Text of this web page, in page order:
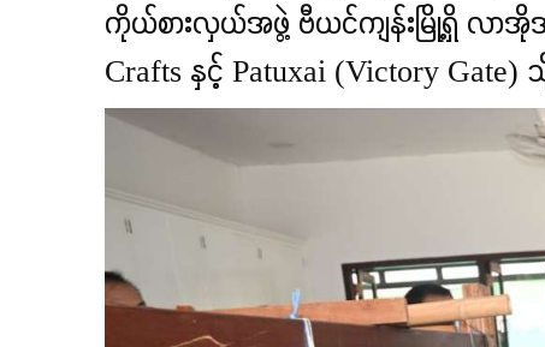
ကိုယ်စားလှယ်အဖွဲ့ ဗီယင်ကျန်းမြို့ရှိ လာအိုအသ
Crafts နှင့် Patuxai (Victory